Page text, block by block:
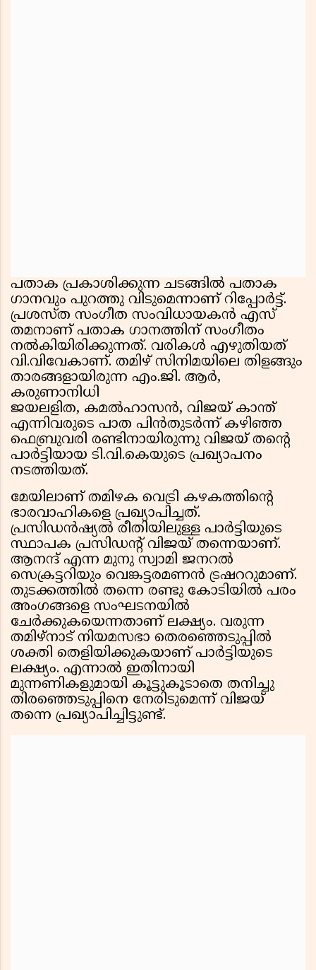
പതാക പ്രകാശിക്കുന്ന ചടങ്ങിൽ പതാക
ഗാനവും പുറത്തു വിടുമെന്നാണ് റിപ്പോർട്ട്.
പ്രശസ്ത സംഗീത സംവിധായകൻ എസ്
തമനാണ് പതാക ഗാനത്തിന് സംഗീതം
നൽകിയിരിക്കുന്നത്. വരികൾ എഴുതിയത്
വി.വിവേകാണ്. തമിഴ് സിനിമയിലെ തിളങ്ങും
താരങ്ങളായിരുന്ന എം.ജി. ആർ,
കരുണാനിധി
ജയലളിത, കമൽഹാസൻ, വിജയ് കാന്ത്
എന്നിവരുടെ പാത പിൻതുടർന്ന് കഴിഞ്ഞ
ഫെബ്രുവരി രണ്ടിനായിരുന്നു വിജയ് തൻ്റെ
പാർട്ടിയായ ടി.വി.കെയുടെ പ്രഖ്യാപനം
നടത്തിയത്.
മേയിലാണ് തമിഴക വെട്രി കഴകത്തിൻ്റെ
ഭാരവാഹികളെ പ്രഖ്യാപിച്ചത്.
പ്രസിഡൻഷ്യൽ രീതിയിലുള്ള പാർട്ടിയുടെ
സ്ഥാപക പ്രസിഡൻ്റ് വിജയ് തന്നെയാണ്.
ആനന്ദ് എന്ന മുനു സ്വാമി ജനറൽ
സെക്രട്ടറിയും വെങ്കട്ടരമണൻ ട്രഷററുമാണ്.
തുടക്കത്തിൽ തന്നെ രണ്ടു കോടിയിൽ പരം
അംഗങ്ങളെ സംഘടനയിൽ
ചേർക്കുകയെന്നതാണ് ലക്ഷ്യം. വരുന്ന
തമിഴ്നാട് നിയമസഭാ തെരഞ്ഞെടുപ്പിൽ
ശക്തി തെളിയിക്കുകയാണ് പാർട്ടിയുടെ
ലക്ഷ്യം. എന്നാൽ ഇതിനായി
മുന്നണികളുമായി കൂട്ടുകൂടാതെ തനിച്ചു
തിരഞ്ഞെടുപ്പിനെ നേരിടുമെന്ന് വിജയ്
തന്നെ പ്രഖ്യാപിച്ചിട്ടുണ്ട്.